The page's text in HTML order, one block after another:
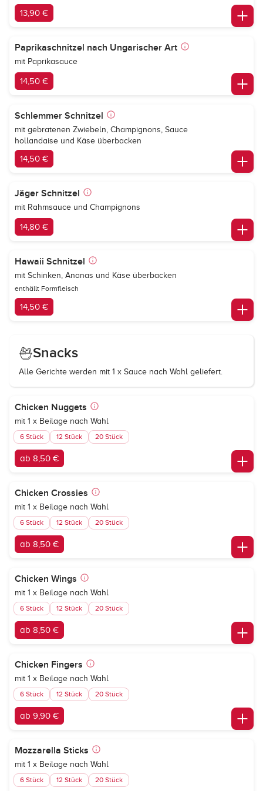
13,90 €
Paprikaschnitzel nach Ungarischer Art
mit Paprikasauce
14,50 €
Schlemmer Schnitzel
mit gebratenen Zwiebeln, Champignons, Sauce
hollandaise und Käse überbacken
14,50 €
Jäger Schnitzel
mit Rahmsauce und Champignons
14,80 €
Hawaii Schnitzel
mit Schinken, Ananas und Käse überbacken
enthällt Formfleisch
14,50 €
Snacks
Alle Gerichte werden mit 1 x Sauce nach Wahl geliefert.
Chicken Nuggets
mit 1 x Beilage nach Wahl
6 Stück 12 Stück 20 Stück
ab 8,50 €
Chicken Crossies
mit 1 x Beilage nach Wahl
6 Stück 12 Stück 20 Stück
ab 8,50 €
Chicken Wings
mit 1 x Beilage nach Wahl
6 Stück 12 Stück 20 Stück
ab 8,50 €
Chicken Fingers
mit 1 x Beilage nach Wahl
6 Stück 12 Stück 20 Stück
ab 9,90 €
Mozzarella Sticks
mit 1 x Beilage nach Wahl
6 Stück 12 Stück 20 Stück